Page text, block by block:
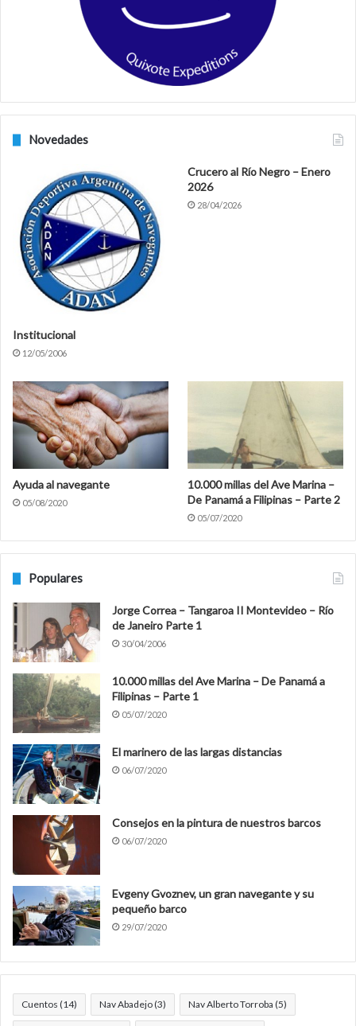
a
Novedades
Institucional
12/05/2006
Crucero al Río Negro – Enero
2026
28/04/2026
Ayuda al navegante
05/08/2020
10.000 millas del Ave Marina –
De Panamá a Filipinas – Parte 2
05/07/2020
Populares
Jorge Correa – Tangaroa II Montevideo – Río
de Janeiro Parte 1
30/04/2006
10.000 millas del Ave Marina – De Panamá a
Filipinas – Parte 1
05/07/2020
El marinero de las largas distancias
06/07/2020
Consejos en la pintura de nuestros barcos
06/07/2020
Evgeny Gvoznev, un gran navegante y su
pequeño barco
29/07/2020
Cuentos (14) Nav Abadejo(3) Nav Alberto Torroba (5)